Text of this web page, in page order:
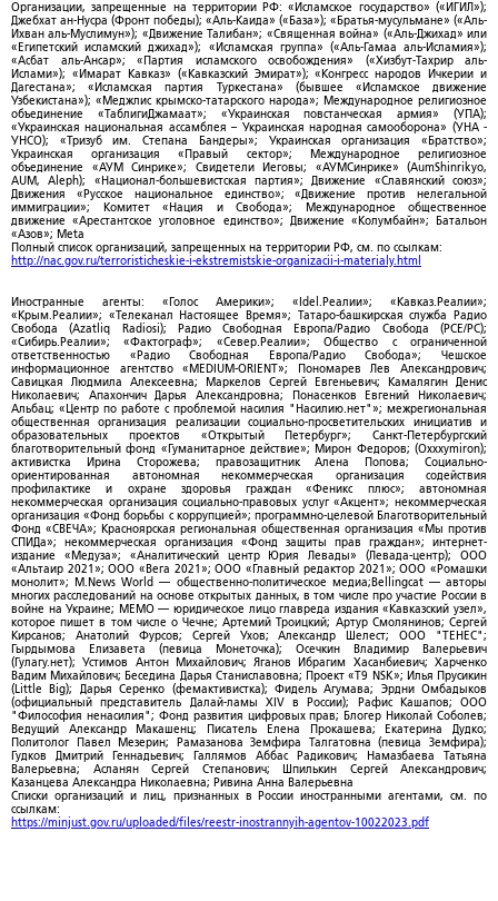
Организации, запрещенные на территории РФ: «Исламское государство» («ИГИЛ»);
Джебхат ан-Нусра (Фронт победы); «Аль-Каида» («База»); «Братья-мусульмане» («Аль-
Ихван аль-Муслимун»); «Движение Талибан»; «Священная война» («Аль-Джихад» или
«Египетский исламский джихад»); «Исламская группа» («Аль-Гамаа аль-Исламия»);
«Асбат аль-Ансар»; «Партия исламского освобождения» («Хизбут-Тахрир аль-
Ислами»); «Имарат Кавказ» («Кавказский Эмират»); «Конгресс народов Ичкерии и
Дагестана»; «Исламская партия Туркестана» (бывшее «Исламское движение
Узбекистана»); «Меджлис крымско-татарского народа»; Международное религиозное
объединение «ТаблигиДжамаат»; «Украинская повстанческая армия» (УПА);
«Украинская национальная ассамблея – Украинская народная самооборона» (УНА -
УНСО); «Тризуб им. Степана Бандеры»; Украинская организация «Братство»;
Украинская организация «Правый сектор»; Международное религиозное
объединение «АУМ Синрике»; Свидетели Иеговы; «АУМСинрике» (AumShinrikyo,
AUM, Aleph); «Национал-большевистская партия»; Движение «Славянский союз»;
Движения «Русское национальное единство»; «Движение против нелегальной
иммиграции»; Комитет «Нация и Свобода»; Международное общественное
движение «Арестантское уголовное единство»; Движение «Колумбайн»; Батальон
«Азов»; Meta
Полный список организаций, запрещенных на территории РФ, см. по ссылкам:
http://nac.gov.ru/terroristicheskie-i-ekstremistskie-organizacii-i-materialy.html
Иностранные агенты: «Голос Америки»; «Idel.Реалии»; «Кавказ.Реалии»;
«Крым.Реалии»; «Телеканал Настоящее Время»; Татаро-башкирская служба Радио
Свобода (Azatliq Radiosi); Радио Свободная Европа/Радио Свобода (PCE/PC);
«Сибирь.Реалии»; «Фактограф»; «Север.Реалии»; Общество с ограниченной
ответственностью «Радио Свободная Европа/Радио Свобода»; Чешское
информационное агентство «MEDIUM-ORIENT»; Пономарев Лев Александрович;
Савицкая Людмила Алексеевна; Маркелов Сергей Евгеньевич; Камалягин Денис
Николаевич; Апахончич Дарья Александровна; Понасенков Евгений Николаевич;
Альбац; «Центр по работе с проблемой насилия "Насилию.нет"»; межрегиональная
общественная организация реализации социально-просветительских инициатив и
образовательных проектов «Открытый Петербург»; Санкт-Петербургский
благотворительный фонд «Гуманитарное действие»; Мирон Федоров; (Oxxxymiron);
активистка Ирина Сторожева; правозащитник Алена Попова; Социально-
ориентированная автономная некоммерческая организация содействия
профилактике и охране здоровья граждан «Феникс плюс»; автономная
некоммерческая организация социально-правовых услуг «Акцент»; некоммерческая
организация «Фонд борьбы с коррупцией»; программно-целевой Благотворительный
Фонд «СВЕЧА»; Красноярская региональная общественная организация «Мы против
СПИДа»; некоммерческая организация «Фонд защиты прав граждан»; интернет-
издание «Медуза»; «Аналитический центр Юрия Левады» (Левада-центр); ООО
«Альтаир 2021»; ООО «Вега 2021»; ООО «Главный редактор 2021»; ООО «Ромашки
монолит»; M.News World — общественно-политическое медиа;Bellingcat — авторы
многих расследований на основе открытых данных, в том числе про участие России в
войне на Украине; МЕМО — юридическое лицо главреда издания «Кавказский узел»,
которое пишет в том числе о Чечне; Артемий Троицкий; Артур Смолянинов; Сергей
Кирсанов; Анатолий Фурсов; Сергей Ухов; Александр Шелест; ООО "ТЕНЕС";
Гырдымова Елизавета (певица Монеточка); Осечкин Владимир Валерьевич
(Гулагу.нет); Устимов Антон Михайлович; Яганов Ибрагим Хасанбиевич; Харченко
Вадим Михайлович; Беседина Дарья Станиславовна; Проект «T9 NSK»; Илья Прусикин
(Little Big); Дарья Серенко (фемактивистка); Фидель Агумава; Эрдни Омбадыков
(официальный представитель Далай-ламы XIV в России); Рафис Кашапов; ООО
"Философия ненасилия"; Фонд развития цифровых прав; Блогер Николай Соболев;
Ведущий Александр Макашенц; Писатель Елена Прокашева; Екатерина Дудко;
Политолог Павел Мезерин; Рамазанова Земфира Талгатовна (певица Земфира);
Гудков Дмитрий Геннадьевич; Галлямов Аббас Радикович; Намазбаева Татьяна
Валерьевна; Асланян Сергей Степанович; Шпилькин Сергей Александрович;
Казанцева Александра Николаевна; Ривина Анна Валерьевна
Списки организаций и лиц, признанных в России иностранными агентами, см. по
ссылкам:
https://minjust.gov.ru/uploaded/files/reestr-inostrannyih-agentov-10022023.pdf